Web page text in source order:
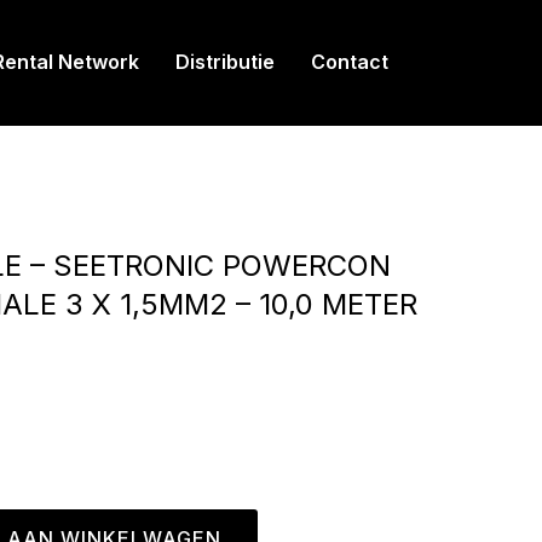
Network Distributie Contact
– SEETRONIC POWERCON
3 X 1,5MM2 – 10,0 METER